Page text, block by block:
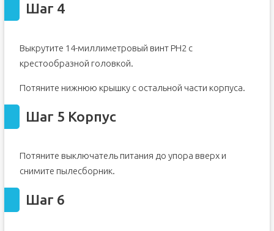
Шаг 4
Выкрутите 14-миллиметровый винт PH2 с
крестообразной головкой.
Потяните нижнюю крышку с остальной части корпуса.
Шаг 5 Корпус
Потяните выключатель питания до упора вверх и
снимите пылесборник.
Шаг 6